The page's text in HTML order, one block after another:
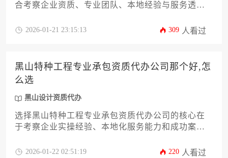
合考察企业资质、专业团队、本地经验与服务透明
及售后支持，结合自身项目需求进行筛选。对于初
2026-01-21 23:15:13 309 人看过
黑山特种工程专业承包资质代办公司那个好,怎
么选
黑山设计资质代办
选择黑山特种工程专业承包资质代办公司的核心在
于考察企业实操经验、本地化服务能力和成功案例
案，重点核实其与建设主管部门的沟通渠道及风险
2026-01-22 02:51:19 220 人看过